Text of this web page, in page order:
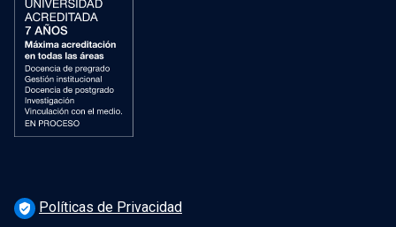
verified_user Políticas de Privacidad